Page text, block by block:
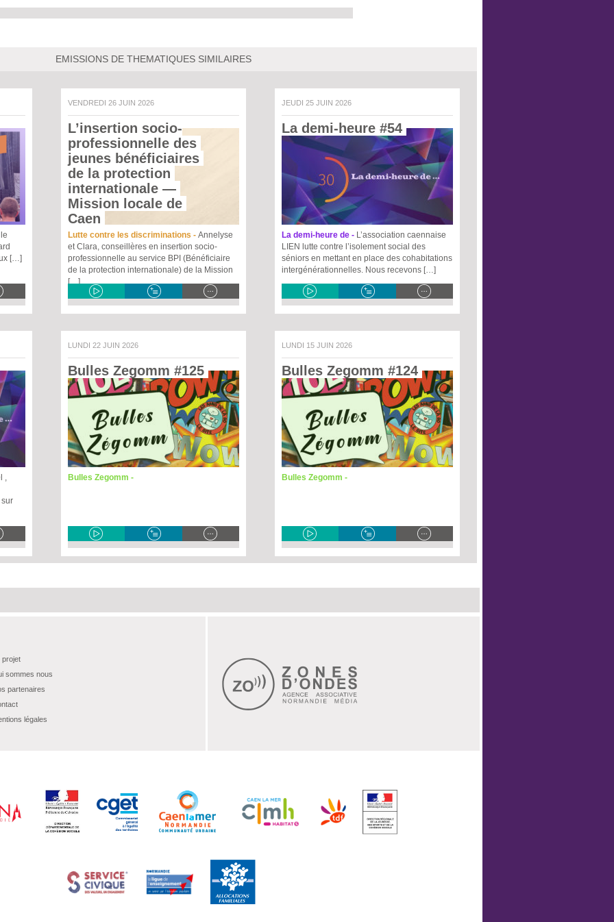
EMISSIONS DE THEMATIQUES SIMILAIRES
[…]
VENDREDI 26 JUIN 2026
L’insertion socio-
professionnelle des
jeunes bénéficiaires
de la protection
internationale —
Mission locale de
Caen
Lutte contre les discriminations - Annelyse
et Clara, conseillères en insertion socio-
professionnelle au service BPI (Bénéficiaire
de la protection internationale) de la Mission
[…]
JEUDI 25 JUIN 2026
La demi-heure #54
La demi-heure de - L’association caennaise
LIEN lutte contre l’isolement social des
séniors en mettant en place des cohabitations
intergénérationnelles. Nous recevons […]
,
sur
LUNDI 22 JUIN 2026
Bulles Zegomm #125
Bulles Zegomm -
LUNDI 15 JUIN 2026
Bulles Zegomm #124
Bulles Zegomm -
projet
sommes nous
partenaires
légales